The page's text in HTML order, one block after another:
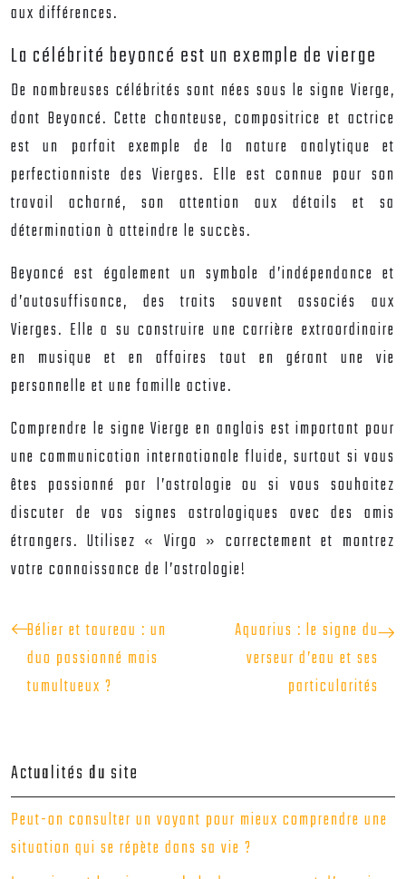
aux différences.
La célébrité beyoncé est un exemple de vierge
De nombreuses célébrités sont nées sous le signe Vierge,
dont Beyoncé. Cette chanteuse, compositrice et actrice
est un parfait exemple de la nature analytique et
perfectionniste des Vierges. Elle est connue pour son
travail acharné, son attention aux détails et sa
détermination à atteindre le succès.
Beyoncé est également un symbole d’indépendance et
d’autosuffisance, des traits souvent associés aux
Vierges. Elle a su construire une carrière extraordinaire
en musique et en affaires tout en gérant une vie
personnelle et une famille active.
Comprendre le signe Vierge en anglais est important pour
une communication internationale fluide, surtout si vous
êtes passionné par l’astrologie ou si vous souhaitez
discuter de vos signes astrologiques avec des amis
étrangers. Utilisez « Virgo » correctement et montrez
votre connaissance de l’astrologie!
Bélier et taureau : un
duo passionné mais
tumultueux ?
Aquarius : le signe du
verseur d’eau et ses
particularités
Actualités du site
Peut-on consulter un voyant pour mieux comprendre une
situation qui se répète dans sa vie ?